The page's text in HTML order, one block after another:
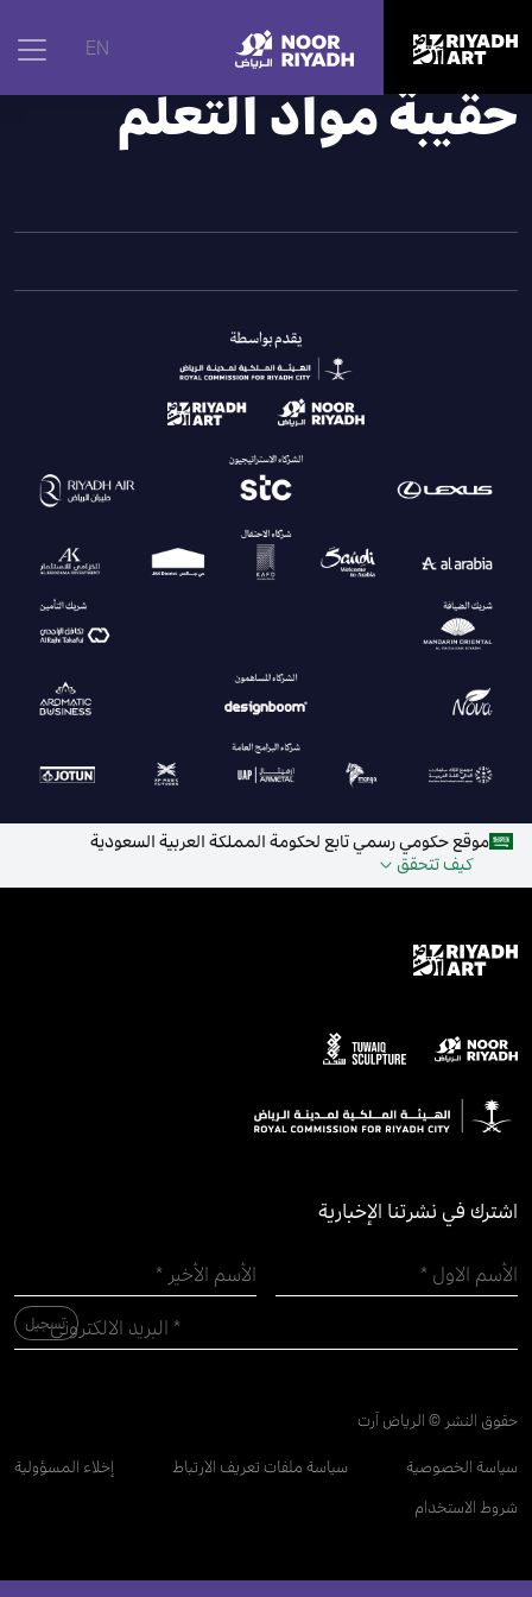
EN الرئيسية | الأنشطة حقيبة مواد التعلم
حقيبة مواد التعلم
موقع حكومي رسمي تابع لحكومة المملكة العربية السعودية
كيف تتحقق
اشترك في نشرتنا الإخبارية
حقوق النشر © الرياض آرت
سياسة الخصوصية سياسة ملفات تعريف الارتباط
إخلاء المسؤولية
شروط الاستخدام